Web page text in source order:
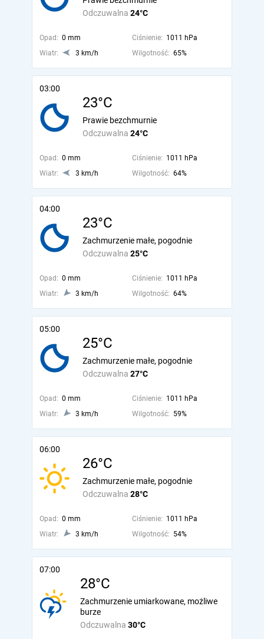
Odczuwalna 24°C
Opad: 0 mm Ciśnienie: 1011 hPa
Wiatr:
3 km/h Wilgotność: 65%
03:00
23°C
Odczuwalna 24°C
Prawie bezchmurnie
Opad: 0 mm Ciśnienie: 1011 hPa
Wiatr:
3 km/h Wilgotność: 64%
04:00
23°C
Odczuwalna 25°C
Zachmurzenie małe, pogodnie
Opad: 0 mm Ciśnienie: 1011 hPa
Wiatr:
3 km/h Wilgotność: 64%
05:00
25°C
Odczuwalna 27°C
Zachmurzenie małe, pogodnie
Opad: 0 mm Ciśnienie: 1011 hPa
Wiatr:
3 km/h Wilgotność: 59%
06:00
26°C
Odczuwalna 28°C
Zachmurzenie małe, pogodnie
Opad: 0 mm Ciśnienie: 1011 hPa
Wiatr:
3 km/h Wilgotność: 54%
07:00
28°C
Odczuwalna 30°C
Zachmurzenie umiarkowane, możliwe
burze